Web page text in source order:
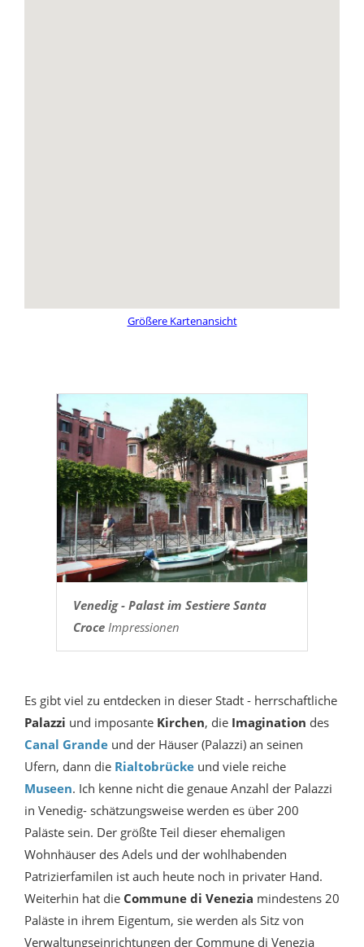
Größere Kartenansicht
Venedig - Palast im Sestiere Santa
CroceImpressionen
Es gibt viel zu entdecken in dieser Stadt - herrschaftliche
Palazzi und imposante Kirchen, die Imagination des
Canal Grande und der Häuser (Palazzi) an seinen
Ufern, dann die Rialtobrücke und viele reiche
Museen. Ich kenne nicht die genaue Anzahl der Palazzi
in Venedig- schätzungsweise werden es über 200
Paläste sein. Der größte Teil dieser ehemaligen
Wohnhäuser des Adels und der wohlhabenden
Patrizierfamilen ist auch heute noch in privater Hand.
Weiterhin hat die Commune di Venezia mindestens 20
Paläste in ihrem Eigentum, sie werden als Sitz von
Verwaltungseinrichtungen der Commune di Venezia